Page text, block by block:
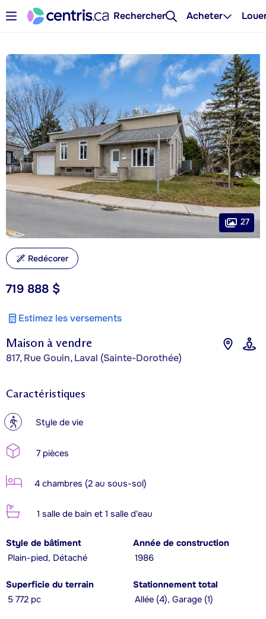
Rechercher Acheter
Maison à vendre
817, Rue Gouin, Laval (Sainte-Dorothée)
719 888 $
Estimez les versements
27
Redécorer
Caractéristiques
? Style de vie
7 pièces
4 chambres (2 au sous-sol)
1 salle de bain et 1 salle d'eau
Style de bâtiment
Plain-pied, Détaché
Année de construction
1986
Superficie du terrain
5 772 pc
Stationnement total
Allée (4), Garage (1)